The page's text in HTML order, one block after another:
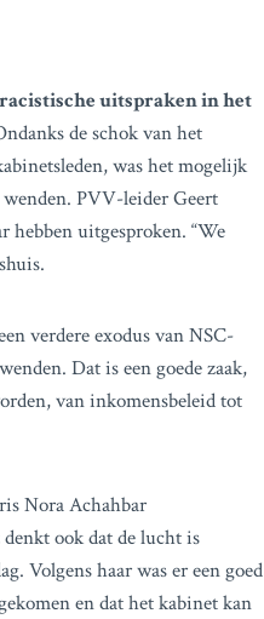
uitspraken in het
de schok van het
was het mogelijk
PVV-leider Geert
uitgesproken. “We
verdere exodus van NSC-
Dat is een goede zaak,
van inkomensbeleid tot
Nora Achahbar
ook dat de lucht is
Volgens haar was er een goed
en dat het kabinet kan